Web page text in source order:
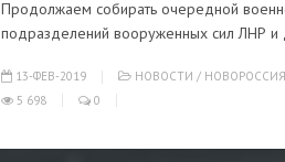
Продолжаем собирать очередной
подразделений вооруженных сил ЛНР
13-ФЕВ-2019 НОВОСТИ / НОВОРОССИЯ
5 698
0